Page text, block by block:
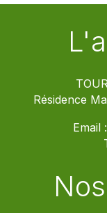
Résidence
Email :